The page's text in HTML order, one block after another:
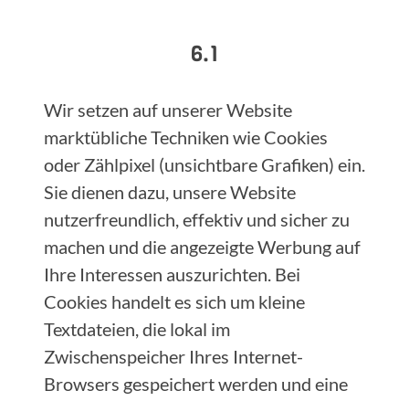
6.1
Wir setzen auf unserer Website
marktübliche Techniken wie Cookies
oder Zählpixel (unsichtbare Grafiken) ein.
Sie dienen dazu, unsere Website
nutzerfreundlich, effektiv und sicher zu
machen und die angezeigte Werbung auf
Ihre Interessen auszurichten. Bei
Cookies handelt es sich um kleine
Textdateien, die lokal im
Zwischenspeicher Ihres Internet-
Browsers gespeichert werden und eine